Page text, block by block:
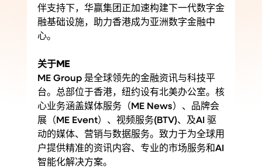
伴支持下，华赢集团正加速构建下一代数字金
融基础设施，助力香港成为亚洲数字金融中
心。
关于ME
ME Group 是全球领先的金融资讯与科技平
台。总部位于香港，纽约设有北美办公室。核
心业务涵盖媒体服务（ME News）、品牌会
展（ME Event）、视频服务(BTV)、及AI 驱
动的媒体、营销与数据服务。致力于为全球用
户提供精准的资讯内容、专业的市场服务和AI
智能化解决方案。